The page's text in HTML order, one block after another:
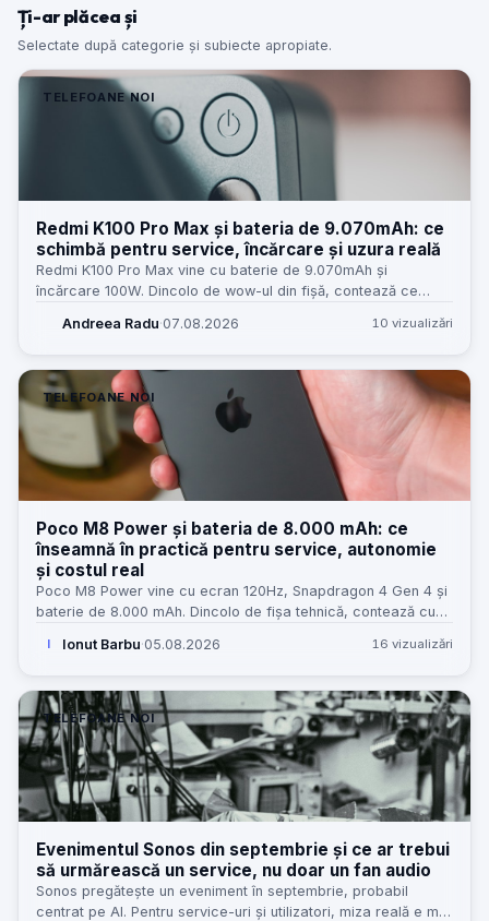
Ți-ar plăcea și
Selectate după categorie și subiecte apropiate.
TELEFOANE NOI
Redmi K100 Pro Max și bateria de 9.070mAh: ce
schimbă pentru service, încărcare și uzura reală
Redmi K100 Pro Max vine cu baterie de 9.070mAh și
încărcare 100W. Dincolo de wow-ul din fișă, contează ce
așteptările clienților.
Andreea Radu·07.08.2026 10 vizualizări
TELEFOANE NOI
Poco M8 Power și bateria de 8.000 mAh: ce
înseamnă în practică pentru service, autonomie
și costul real
Poco M8 Power vine cu ecran 120Hz, Snapdragon 4 Gen 4 și
baterie de 8.000 mAh. Dincolo de fișa tehnică, contează cum
I Ionut Barbu·05.08.2026 16 vizualizări
TELEFOANE NOI
Evenimentul Sonos din septembrie și ce ar trebui
să urmărească un service, nu doar un fan audio
Sonos pregătește un eveniment în septembrie, probabil
centrat pe AI. Pentru service-uri și utilizatori, miza reală e mai